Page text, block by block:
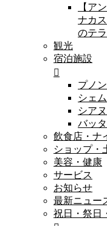
【ア
ナカ
のテ
観光
宿泊施設
プノ
シェ
シア
バッ
飲食店・ナ
ショップ・
美容・健康
サービス
お知らせ
最新ニュー
祝日・祭日